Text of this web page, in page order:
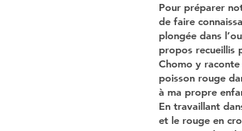
Pour préparer
de faire
plongée dans
propos recueillis
Chomo y
poisson rouge
à ma propre
En travaillant
et le rouge en